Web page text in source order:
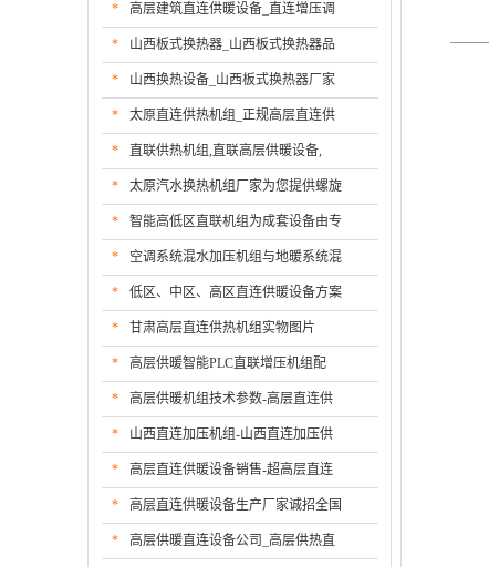
* 高层建筑直连供暖设备_直连增压调
* 山西板式换热器_山西板式换热器品
* 山西换热设备_山西板式换热器厂家
* 太原直连供热机组_正规高层直连供
* 直联供热机组,直联高层供暖设备,
* 太原汽水换热机组厂家为您提供螺旋
* 智能高低区直联机组为成套设备由专
* 空调系统混水加压机组与地暖系统混
* 低区、中区、高区直连供暖设备方案
* 甘肃高层直连供热机组实物图片
* 高层供暖智能PLC直联增压机组配
* 高层供暖机组技术参数-高层直连供
* 山西直连加压机组-山西直连加压供
* 高层直连供暖设备销售-超高层直连
* 高层直连供暖设备生产厂家诚招全国
* 高层供暖直连设备公司_高层供热直